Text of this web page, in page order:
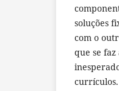
soluções
com o
que se
currículos.